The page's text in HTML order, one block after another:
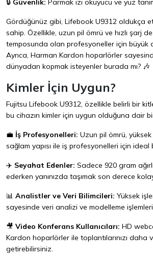
🔒 Güvenlik: Parmak izi okuyucu ve yüz
Gördüğünüz gibi, Lifebook U9312 oldukça
sahip. Özellikle, uzun pil ömrü ve hızlı şarj
temposunda olan profesyoneller için büyük
Ayrıca, Harman Kardon hoparlörler
dünyadan kopmak isteyenler burada mı? 🎶
Kimler İçin Uygun?
Fujitsu Lifebook U9312, özellikle belirli bir
bu cihazın kimler için uygun olduğuna dair
💼 İş Profesyonelleri: Uzun pil ömrü,
sağlam yapısı ile iş profesyonelleri için ideal
✈️ Seyahat Edenler: Sadece 920 gram
ederken yanınızda taşımak son derece
📊 Analistler ve Veri Bilimcileri: Yüksek
sayesinde veri analizi ve modelleme
🎥 Video Konferans Kullanıcıları: HD
Kardon hoparlörler ile toplantılarınızı daha
getirebilirsiniz.